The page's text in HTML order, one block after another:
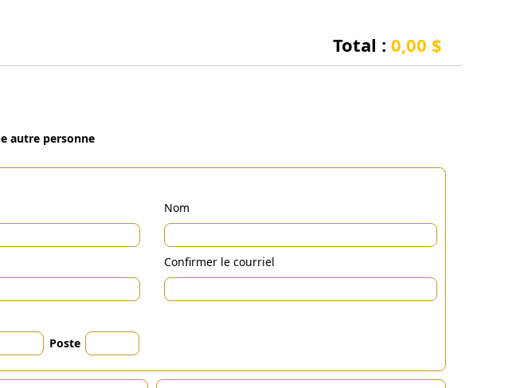
Total : 0,00 $
autre personne
Nom
Confirmer le courriel
Poste